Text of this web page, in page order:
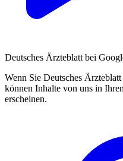
Deutsches Ärzteblatt bei
Wenn Sie Deutsches
können Inhalte von uns in
erscheinen.